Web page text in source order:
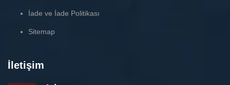
İade ve İade Politikası
Sitemap
İletişim